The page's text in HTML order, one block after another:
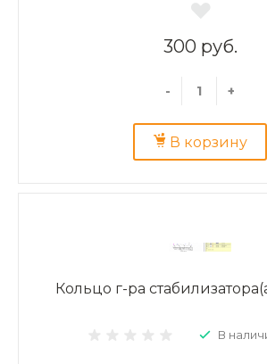
300 руб.
- +
В корзину
Кольцо г-ра
В